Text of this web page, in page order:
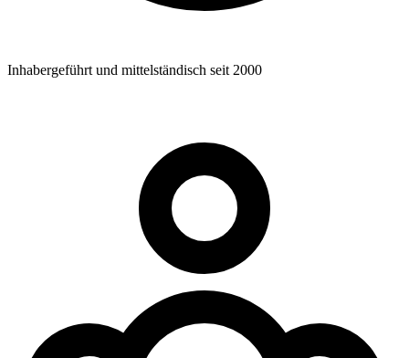
Inhabergeführt und mittelständisch seit 2000